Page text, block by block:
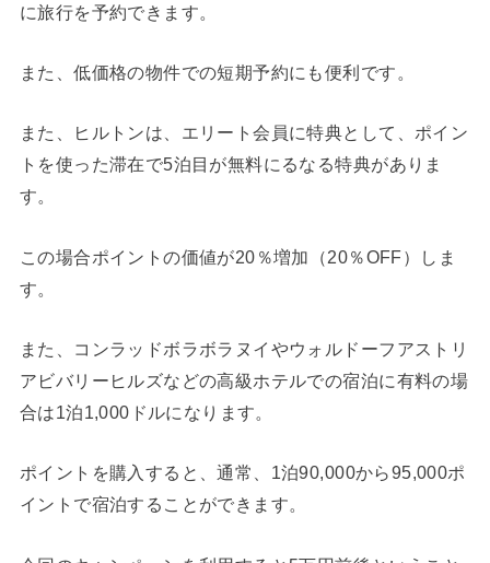
に旅行を予約できます。
また、低価格の物件での短期予約にも便利です。
また、ヒルトンは、エリート会員に特典として、ポイン
トを使った滞在で5泊目が無料にるなる特典がありま
す。
この場合ポイントの価値が20％増加（20％OFF）しま
す。
また、コンラッドボラボラヌイやウォルドーフアストリ
アビバリーヒルズなどの高級ホテルでの宿泊に有料の場
合は1泊1,000ドルになります。
ポイントを購入すると、通常、1泊90,000から95,000ポ
イントで宿泊することができます。